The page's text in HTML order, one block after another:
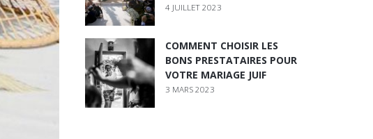
4 JUILLET 2023
COMMENT CHOISIR LES
BONS PRESTATAIRES POUR
VOTRE MARIAGE JUIF
3 MARS 2023